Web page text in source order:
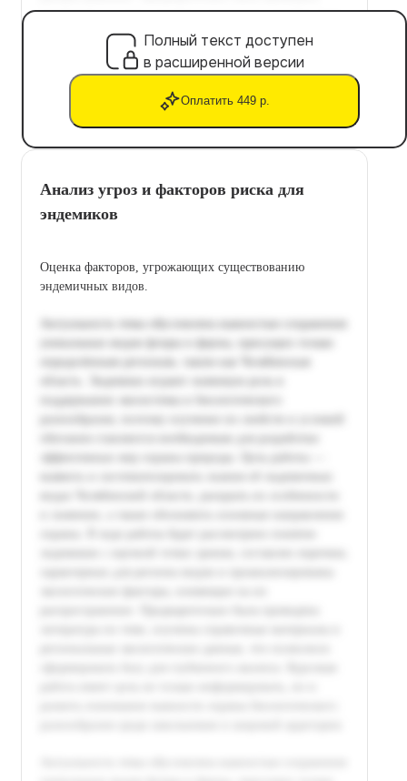
Полный текст доступен
в расширенной версии
Оплатить 449 р.
Анализ угроз и факторов риска для
эндемиков
Оценка факторов, угрожающих существованию
эндемичных видов.